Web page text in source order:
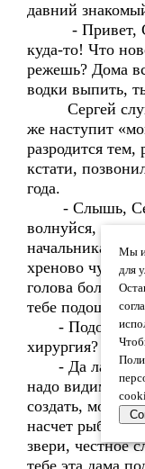
давний
- Привет,
куда-то! Что
режешь? Дома
водки выпить,
Сергей
же наступит
разродится тем,
кстати,
года.
- Слышь,
волнуйся,
начальника
хреново
голова болит,
тебе подошла.
- Подожди,
хирургия? Чем я
- Да ладно,
надо видимость
создать, мой
насчет
звери, честное
тебе эта дама
Мы
для